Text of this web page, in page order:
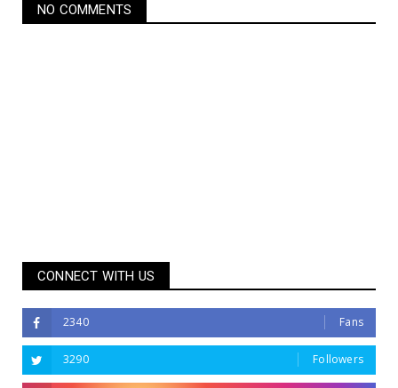
NO COMMENTS
CONNECT WITH US
2340 Fans
3290 Followers